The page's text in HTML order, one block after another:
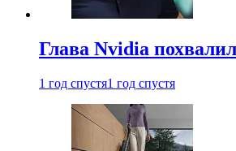
Глава Nvidia
1 год спустя1 год спустя